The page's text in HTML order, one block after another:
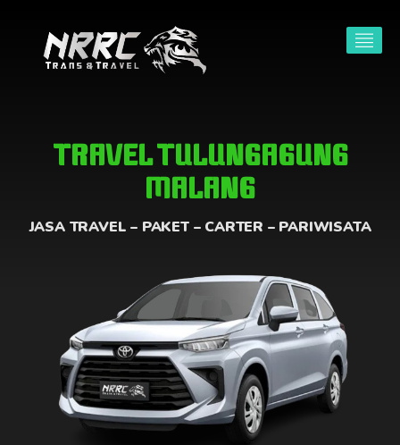
TRAVEL TULUNGAGUNG
MALANG
JASA TRAVEL – PAKET – CARTER – PARIWISATA